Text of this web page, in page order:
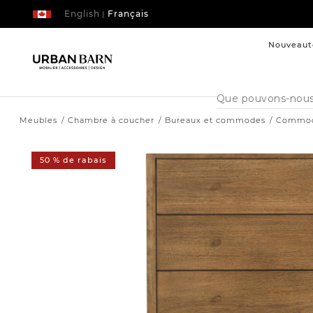
| Français
English
Cataloque
de
Meubles Chambre à coucher Bureaux et commodes
50 % de rabais